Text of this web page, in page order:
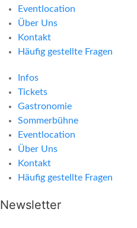
Eventlocation
Über Uns
Kontakt
Häufig gestellte Fragen
Infos
Tickets
Gastronomie
Sommerbühne
Eventlocation
Über Uns
Kontakt
Häufig gestellte Fragen
Newsletter